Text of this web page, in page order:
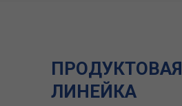
ПРОДУКТОВАЯ
ЛИНЕЙКА